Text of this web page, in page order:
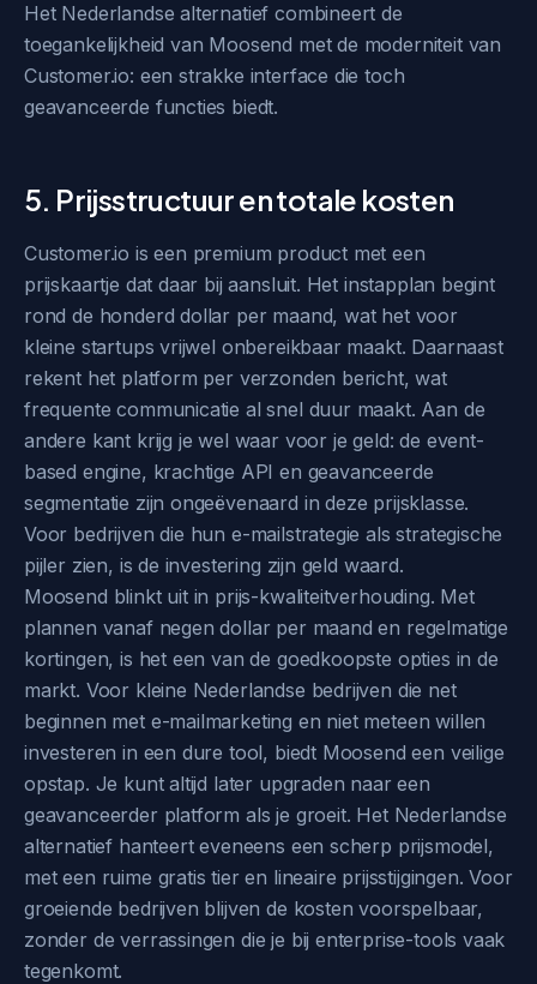
Het Nederlandse alternatief combineert de
toegankelijkheid van Moosend met de moderniteit van
Customer.io: een strakke interface die toch
geavanceerde functies biedt.
5. Prijsstructuur en totale kosten
Customer.io is een premium product met een
prijskaartje dat daar bij aansluit. Het instapplan begint
rond de honderd dollar per maand, wat het voor
kleine startups vrijwel onbereikbaar maakt. Daarnaast
rekent het platform per verzonden bericht, wat
frequente communicatie al snel duur maakt. Aan de
andere kant krijg je wel waar voor je geld: de event-
based engine, krachtige API en geavanceerde
segmentatie zijn ongeëvenaard in deze prijsklasse.
Voor bedrijven die hun e-mailstrategie als strategische
pijler zien, is de investering zijn geld waard.
Moosend blinkt uit in prijs-kwaliteitverhouding. Met
plannen vanaf negen dollar per maand en regelmatige
kortingen, is het een van de goedkoopste opties in de
markt. Voor kleine Nederlandse bedrijven die net
beginnen met e-mailmarketing en niet meteen willen
investeren in een dure tool, biedt Moosend een veilige
opstap. Je kunt altijd later upgraden naar een
geavanceerder platform als je groeit. Het Nederlandse
alternatief hanteert eveneens een scherp prijsmodel,
met een ruime gratis tier en lineaire prijsstijgingen. Voor
groeiende bedrijven blijven de kosten voorspelbaar,
zonder de verrassingen die je bij enterprise-tools vaak
tegenkomt.